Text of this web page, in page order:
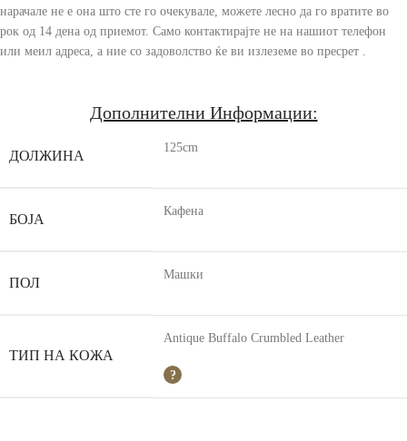
нарачале не е она што сте го очекувале, можете лесно да го вратите во
рок од 14 дена од приемот. Само контактирајте не на нашиот телефон
или меил адреса, а ние со задоволство ќе ви излеземе во пресрет .
Дополнителни Информации:
ДОЛЖИНА
125cm
БОЈА
Кафена
ПОЛ
Машки
ТИП НА КОЖА
Antique Buffalo Crumbled Leather